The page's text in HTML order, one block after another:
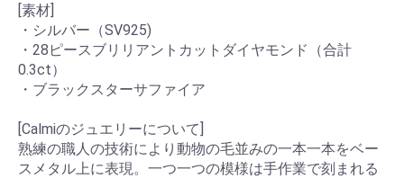
[素材]
・シルバー（SV925)
・28ピースブリリアントカットダイヤモンド（合計
0.3ct）
・ブラックスターサファイア
[Calmiのジュエリーについて]
熟練の職人の技術により動物の毛並みの一本一本をベー
スメタル上に表現。一つ一つの模様は手作業で刻まれる